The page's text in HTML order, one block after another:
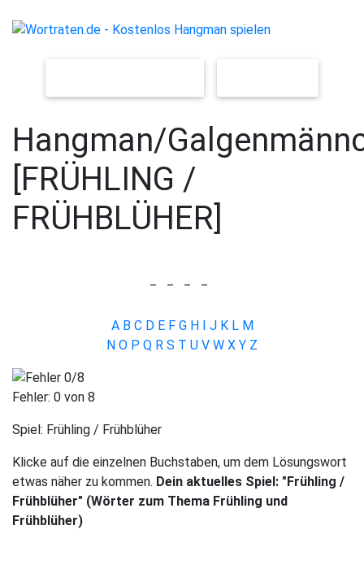
Hangman/
[FRÜHLING /
FRÜHBLÜHER]
A B C D E F G H I J K L M
N O P Q R S T U V W X Y Z
Fehler: 0 von 8
Spiel: Frühling / Frühblüher
Klicke auf die einzelnen Buchstaben, um dem Lösungswort
etwas näher zu kommen. Dein aktuelles Spiel: "Frühling /
Frühblüher" (Wörter zum Thema Frühling und
Frühblüher)